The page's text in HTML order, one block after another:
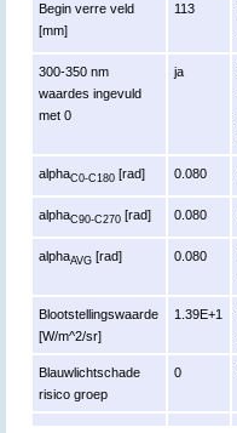
Begin verre veld
[mm]
113
300-350 nm
waardes ingevuld
met 0
ja
alphaC0-C180 [rad] 0.080
alphaC90-C270 [rad] 0.080
alphaAVG [rad] 0.080
Blootstellingswaarde
[W/m^2/sr]
1.39E+1
Blauwlichtschade
risico groep
0